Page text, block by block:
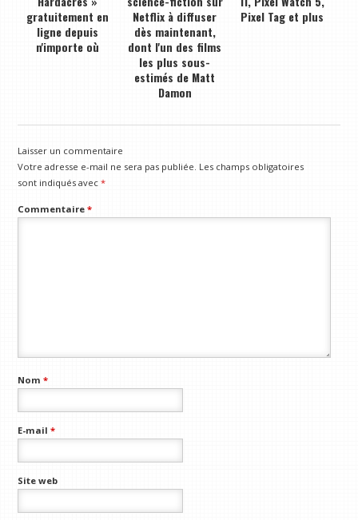
gratuitement en
ligne depuis
n'importe où
Netflix à diffuser
dès maintenant,
dont l'un des films
les plus sous-
estimés de Matt
Damon
Pixel Tag et plus
Laisser un commentaire
Votre adresse e-mail ne sera pas publiée. Les champs obligatoires
sont indiqués avec*
Commentaire*
Nom*
E-mail*
Site web